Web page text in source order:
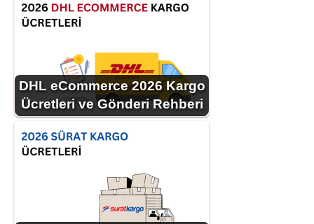
DHL eCommerce 2026 Kargo
Ücretleri ve Gönderi Rehberi